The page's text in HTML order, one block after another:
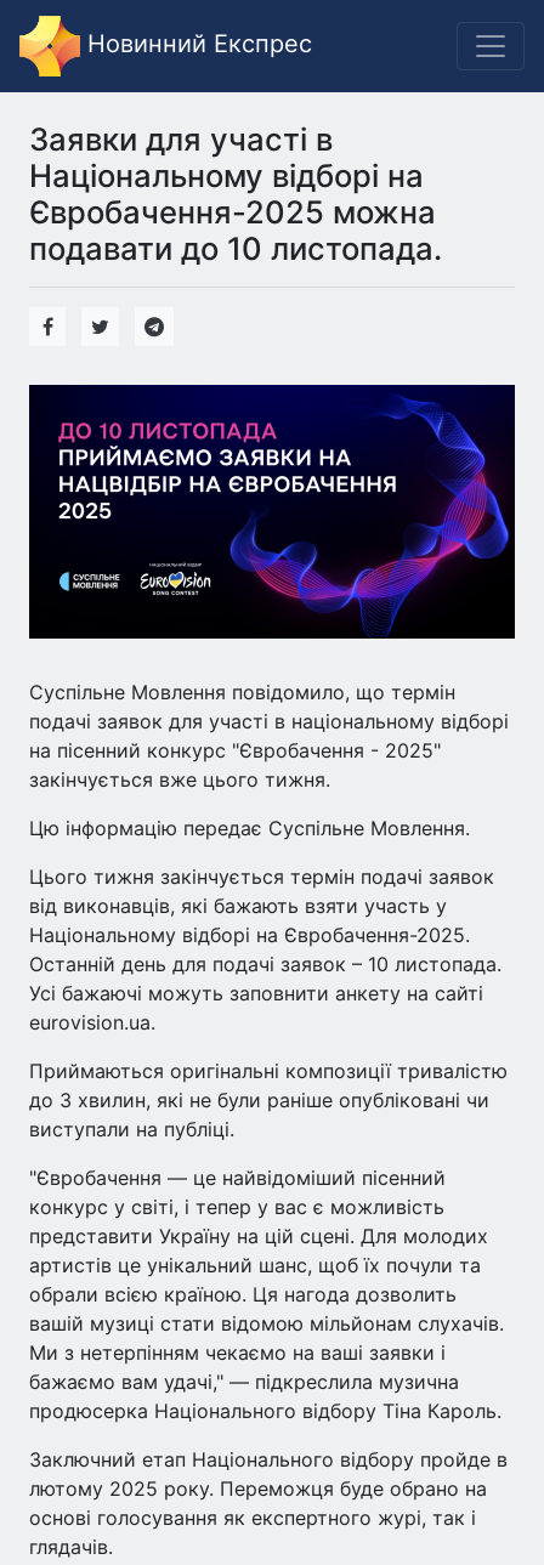
Новинний Експрес
Заявки для участі в
Національному відборі на
Євробачення-2025 можна
подавати до 10 листопада.
Суспільне Мовлення повідомило, що термін
подачі заявок для участі в національному відборі
на пісенний конкурс "Євробачення - 2025"
закінчується вже цього тижня.
Цю інформацію передає Суспільне Мовлення.
Цього тижня закінчується термін подачі заявок
від виконавців, які бажають взяти участь у
Національному відборі на Євробачення-2025.
Останній день для подачі заявок – 10 листопада.
Усі бажаючі можуть заповнити анкету на сайті
eurovision.ua.
Приймаються оригінальні композиції тривалістю
до 3 хвилин, які не були раніше опубліковані чи
виступали на публіці.
"Євробачення — це найвідоміший пісенний
конкурс у світі, і тепер у вас є можливість
представити Україну на цій сцені. Для молодих
артистів це унікальний шанс, щоб їх почули та
обрали всією країною. Ця нагода дозволить
вашій музиці стати відомою мільйонам слухачів.
Ми з нетерпінням чекаємо на ваші заявки і
бажаємо вам удачі," — підкреслила музична
продюсерка Національного відбору Тіна Кароль.
Заключний етап Національного відбору пройде в
лютому 2025 року. Переможця буде обрано на
основі голосування як експертного журі, так і
глядачів.